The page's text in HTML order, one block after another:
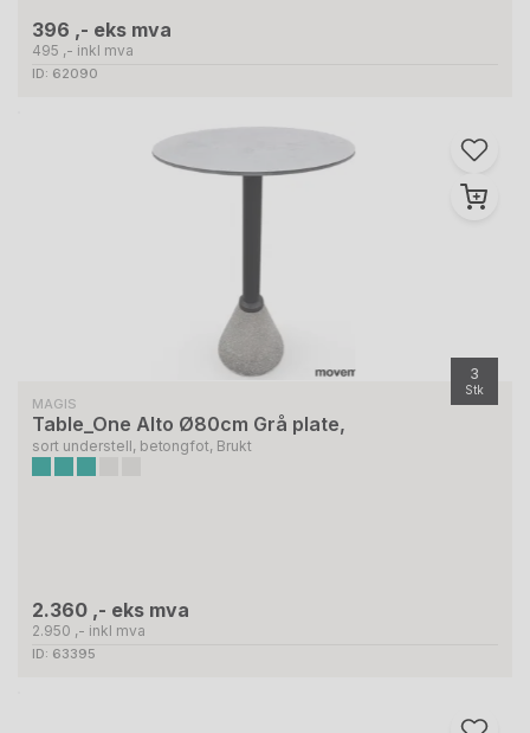
396 ,- eks mva
495 ,- inkl mva
ID: 62090
3
Stk
MAGIS
Table_One Alto Ø80cm Grå plate,
sort understell, betongfot, Brukt
2.360 ,- eks mva
2.950 ,- inkl mva
ID: 63395